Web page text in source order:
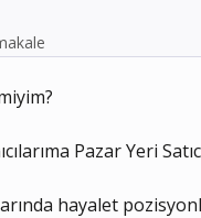
Pazar Yeri
hayalet